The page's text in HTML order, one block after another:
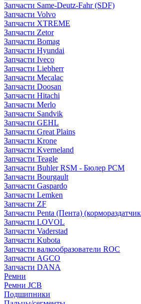
Запчасти Same-Deutz-Fahr (SDF)
Запчасти Volvo
Запчасти XTREME
Запчасти Zetor
Запчасти Bomag
Запчасти Hyundai
Запчасти Iveco
Запчасти Liebherr
Запчасти Mecalac
Запчасти Doosan
Запчасти Hitachi
Запчасти Merlo
Запчасти Sandvik
Запчасти GEHL
Запчасти Great Plains
Запчасти Krone
Запчасти Kverneland
Запчасти Teagle
Запчасти Buhler RSM - Бюлер РСМ
Запчасти Bourgault
Запчасти Gaspardo
Запчасти Lemken
Запчасти ZF
Запчасти Penta (Пента)
Запчасти LOVOL
Запчасти Vaderstad
Запчасти Kubota
Запчасти валкообразователи ROC
Запчасти AGCO
Запчасти DANA
Ремни
Ремни JCB
Подшипники